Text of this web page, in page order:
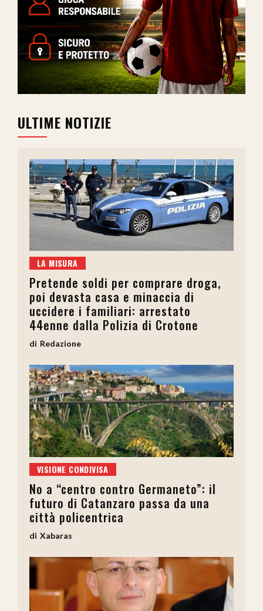
ULTIME NOTIZIE
LA MISURA
Pretende soldi per comprare droga,
poi devasta casa e minaccia di
uccidere i familiari: arrestato
44enne dalla Polizia di Crotone
Redazione
VISIONE CONDIVISA
No a “centro contro Germaneto”: il
futuro di Catanzaro passa da una
città policentrica
Xabaras